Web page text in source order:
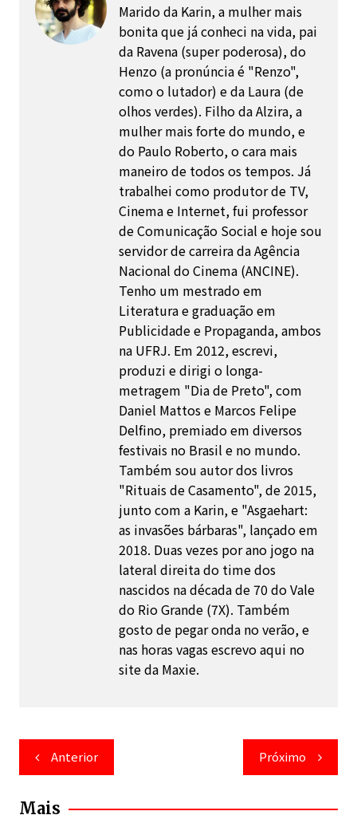
Marido da Karin, a mulher mais
bonita que já conheci na vida, pai
da Ravena (super poderosa), do
Henzo (a pronúncia é "Renzo",
como o lutador) e da Laura (de
olhos verdes). Filho da Alzira, a
mulher mais forte do mundo, e
do Paulo Roberto, o cara mais
maneiro de todos os tempos. Já
trabalhei como produtor de TV,
Cinema e Internet, fui professor
de Comunicação Social e hoje sou
servidor de carreira da Agência
Nacional do Cinema (ANCINE).
Tenho um mestrado em
Literatura e graduação em
Publicidade e Propaganda, ambos
na UFRJ. Em 2012, escrevi,
produzi e dirigi o longa-
metragem "Dia de Preto", com
Daniel Mattos e Marcos Felipe
Delfino, premiado em diversos
festivais no Brasil e no mundo.
Também sou autor dos livros
"Rituais de Casamento", de 2015,
junto com a Karin, e "Asgaehart:
as invasões bárbaras", lançado em
2018. Duas vezes por ano jogo na
lateral direita do time dos
nascidos na década de 70 do Vale
do Rio Grande (7X). Também
gosto de pegar onda no verão, e
nas horas vagas escrevo aqui no
site da Maxie.
Navegação
de
Post
Anterior Próximo
Mais